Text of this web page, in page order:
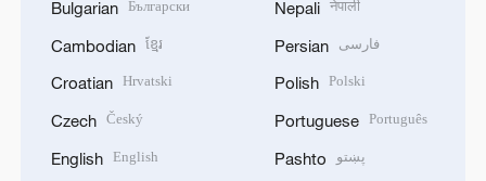
Bulgarian Български
Cambodian ខ្មែរ
Croatian Hrvatski
Czech Český
English English
Nepali नेपाली
Persian فارسی
Polish Polski
Portuguese Português
Pashto پښتو